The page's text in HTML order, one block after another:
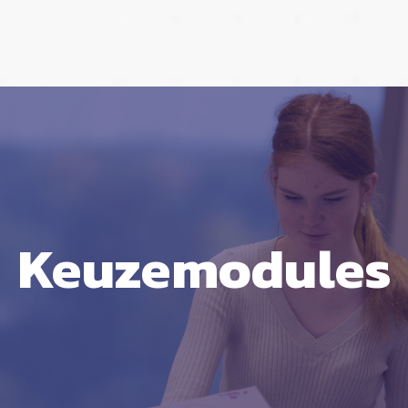
Keuzemodules